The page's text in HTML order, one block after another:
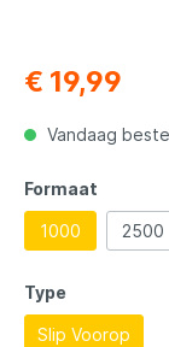
€ 19,99
Vandaag
Formaat
1000 2500
Type
Slip Voorop